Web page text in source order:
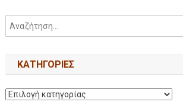
KΑΤΗΓΟΡΊΕΣ